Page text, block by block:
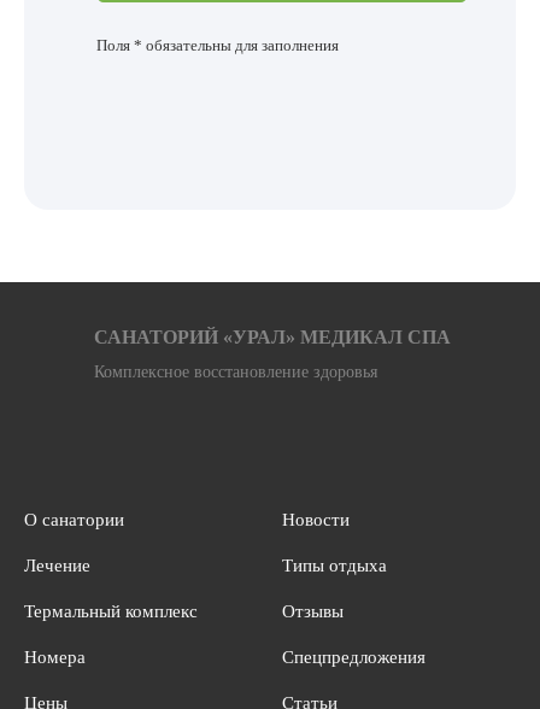
Поля * обязательны для заполнения
САНАТОРИЙ «УРАЛ» МЕДИКАЛ СПА
Комплексное восстановление здоровья
О санатории
Лечение
Термальный комплекс
Номера
Цены
Новости
Типы отдыха
Отзывы
Спецпредложения
Статьи